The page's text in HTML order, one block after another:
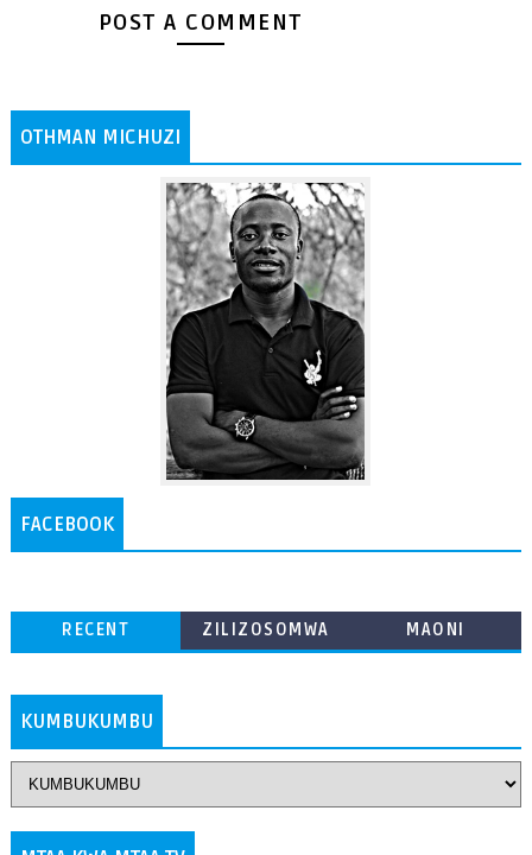
POST A COMMENT
OTHMAN MICHUZI
FACEBOOK
RECENT
ZILIZOSOMWA
MAONI
KUMBUKUMBU